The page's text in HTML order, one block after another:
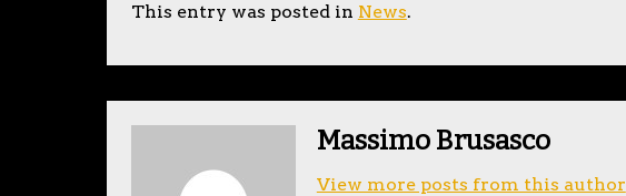
This entry was posted in News.
Massimo Brusasco
View more posts from this author